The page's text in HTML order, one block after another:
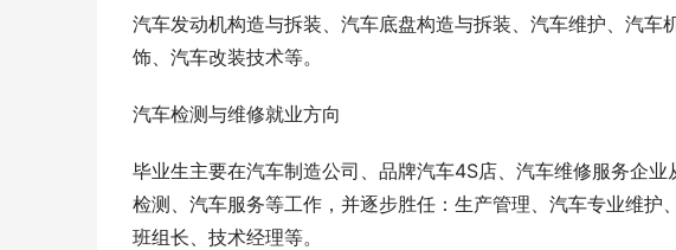
汽车发动机构造与拆装、汽车底盘构造与拆装、汽车维护、汽车
饰、汽车改装技术等。
汽车检测与维修就业方向
毕业生主要在汽车制造公司、品牌汽车4S店、汽车维修服务企
检测、汽车服务等工作，并逐步胜任：生产管理、汽车专业维
班组长、技术经理等。